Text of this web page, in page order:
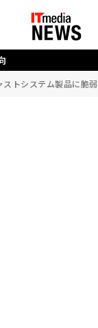
ャストシステム製品に